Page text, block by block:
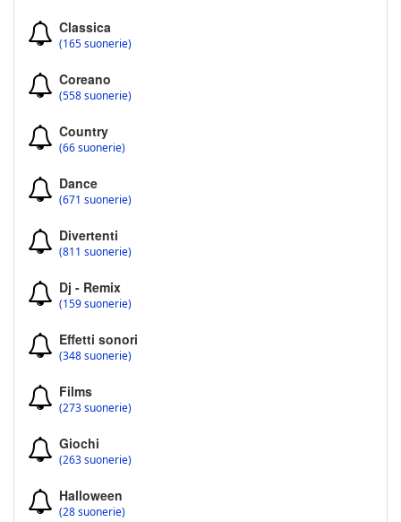
Classica
(165 suonerie)
Coreano
(558 suonerie)
Country
(66 suonerie)
Dance
(671 suonerie)
Divertenti
(811 suonerie)
Dj - Remix
(159 suonerie)
Effetti sonori
(348 suonerie)
Films
(273 suonerie)
Giochi
(263 suonerie)
Halloween
(28 suonerie)